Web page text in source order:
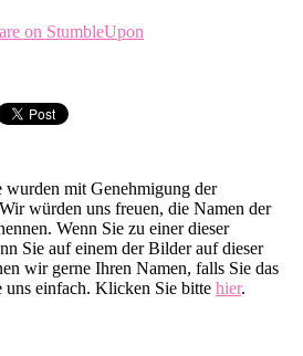
mit Genehmigung der
würden uns freuen, die Namen der
Wenn Sie zu einer dieser
Sie auf einem der Bilder auf dieser
wir gerne Ihren Namen, falls Sie das
uns einfach. Klicken Sie bitte hier.